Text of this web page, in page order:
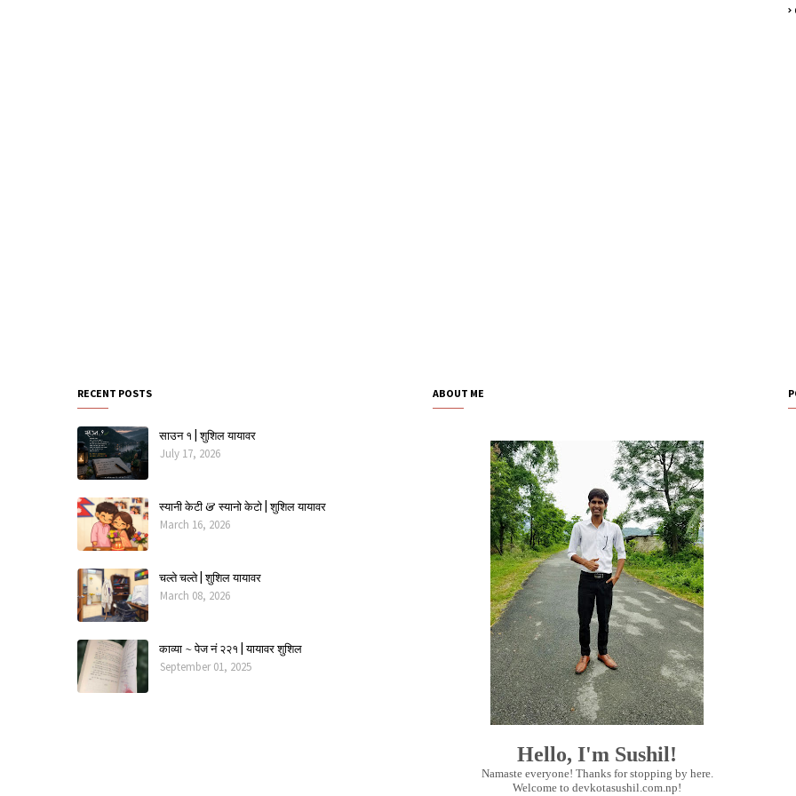
RECENT POSTS
साउन १ | शुशिल यायावर
July 17, 2026
स्यानी केटी & स्यानो केटो | शुशिल यायावर
March 16, 2026
चल्ते चल्ते | शुशिल यायावर
March 08, 2026
काव्या ~ पेज नं २२१ | यायावर शुशिल
September 01, 2025
ABOUT ME
Hello, I'm Sushil!
Namaste everyone! Thanks for stopping by here.
Welcome to devkotasushil.com.np!